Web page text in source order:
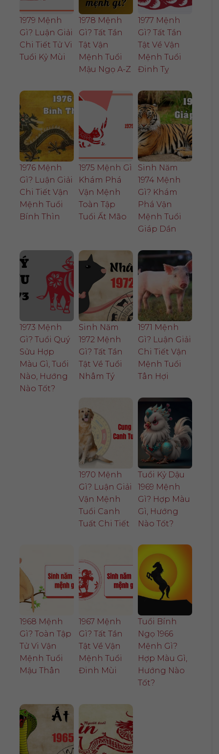
1979 Mệnh
Gì? Luận Giải
Chi Tiết Tử Vi
Tuổi Kỷ Mùi
1978 Mệnh
Gì? Tất Tần
Tật Vận
Mệnh Tuổi
Mậu Ngọ A-Z
1977 Mệnh
Gì? Tất Tần
Tật Về Vận
Mệnh Tuổi
Đinh Tỵ
1976 Mệnh
Gì? Luận Giải
Chi Tiết Vận
Mệnh Tuổi
Bính Thìn
1975 Mệnh Gì
Khám Phá
Vận Mệnh
Toàn Tập
Tuổi Ất Mão
Sinh Năm
1974 Mệnh
Gì? Khám
Phá Vận
Mệnh Tuổi
Giáp Dần
1973 Mệnh
Gì? Tuổi Quý
Sửu Hợp
Màu Gì, Tuổi
Nào, Hướng
Nào Tốt?
Sinh Năm
1972 Mệnh
Gì? Tất Tần
Tật Về Tuổi
Nhâm Tý
1971 Mệnh
Gì? Luận Giải
Chi Tiết Vận
Mệnh Tuổi
Tân Hợi
1970 Mệnh
Gì? Luận Giải
Vận Mệnh
Tuổi Canh
Tuất Chi Tiết
Tuổi Kỷ Dậu
1969 Mệnh
Gì? Hợp Màu
Gì, Hướng
Nào Tốt?
1968 Mệnh
Gì? Toàn Tập
Tử Vi Vận
Mệnh Tuổi
Mậu Thân
1967 Mệnh
Gì? Tất Tần
Tật Về Vận
Mệnh Tuổi
Đinh Mùi
Tuổi Bính
Ngọ 1966
Mệnh Gì?
Hợp Màu Gì,
Hướng Nào
Tốt?